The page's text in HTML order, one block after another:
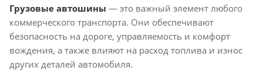
Грузовые автошины — это важный элемент любого
коммерческого транспорта. Они обеспечивают
безопасность на дороге, управляемость и комфорт
вождения, а также влияют на расход топлива и износ
других деталей автомобиля.